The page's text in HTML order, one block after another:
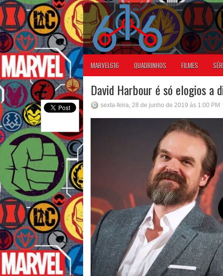
MARVEL616 QUADRINHOS FILMES
David Harbour é só elogios a
sexta-feira, 28 de junho de 2019 às 1:00 PM